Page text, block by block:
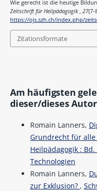
Wie gerecht ist die heutige
Zeitschrift für Heilpädagogik , 27(7-
https://ojs.szh.ch/index.php/
Zitationsformate
Am häufigsten
dieser/dieses
Romain Lanners,
Grundrecht für alle
Heilpädagogik :
Technologien
Romain Lanners,
zur Exklusion? ,